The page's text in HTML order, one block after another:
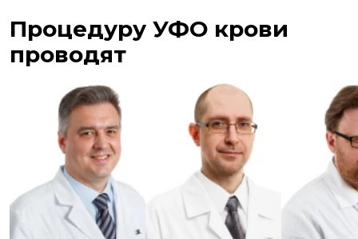
Процедуру УФО крови
проводят